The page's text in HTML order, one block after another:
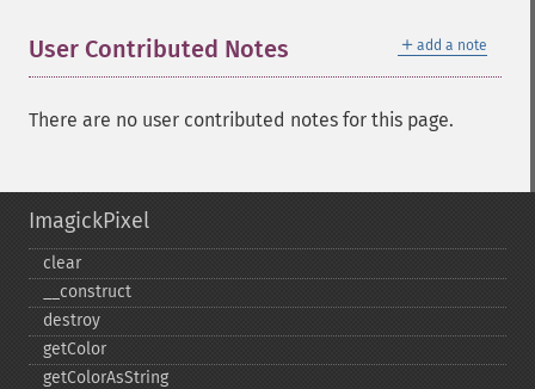
＋ add a note
User Contributed Notes
There are no user contributed notes for this page.
ImagickPixel
clear
_​_​construct
destroy
getColor
getColorAsString